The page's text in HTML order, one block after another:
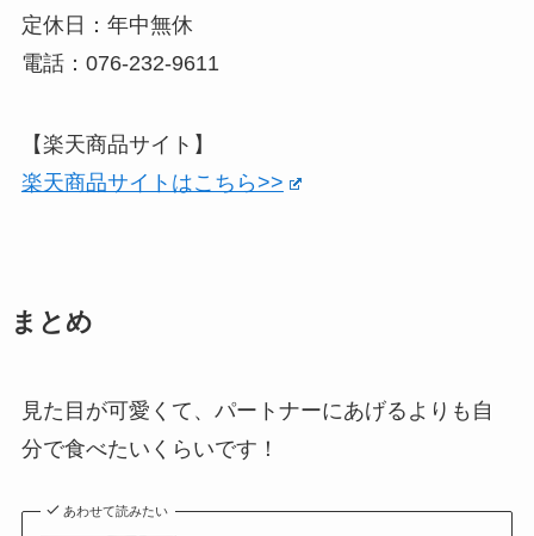
定休日：年中無休
電話：076-232-9611
【楽天商品サイト】
楽天商品サイトはこちら>>
まとめ
見た目が可愛くて、パートナーにあげるよりも自
分で食べたいくらいです！
あわせて読みたい